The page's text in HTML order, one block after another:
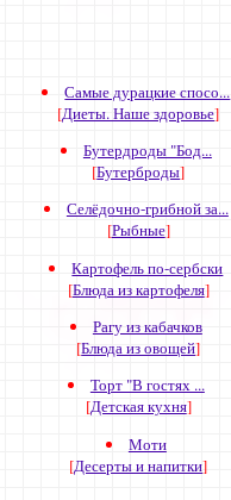
Самые дурацкие спосо...
[Диеты. Наше здоровье]
Бутердроды "Бод...
[Бутерброды]
Селёдочно-грибной за...
[Рыбные]
Картофель по-сербски
[Блюда из картофеля]
Рагу из кабачков
[Блюда из овощей]
Торт "В гостях ...
[Детская кухня]
Моти
[Десерты и напитки]